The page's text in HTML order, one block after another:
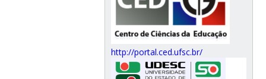
http://portal.ced.ufsc.br/